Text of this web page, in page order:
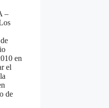
–
en
el
de